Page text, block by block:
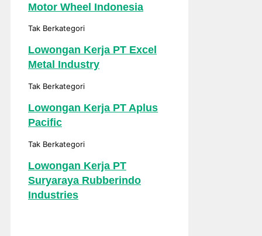
Motor Wheel Indonesia
Tak Berkategori
Lowongan Kerja PT Excel
Metal Industry
Tak Berkategori
Lowongan Kerja PT Aplus
Pacific
Tak Berkategori
Lowongan Kerja PT
Suryaraya Rubberindo
Industries